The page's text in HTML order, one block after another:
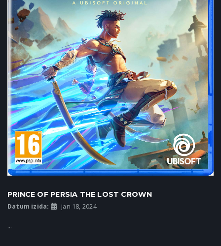
PRINCE OF PERSIA THE LOST CROWN
Datum izida: jan 18, 2024
...